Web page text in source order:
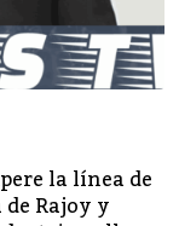
la línea de
Rajoy y